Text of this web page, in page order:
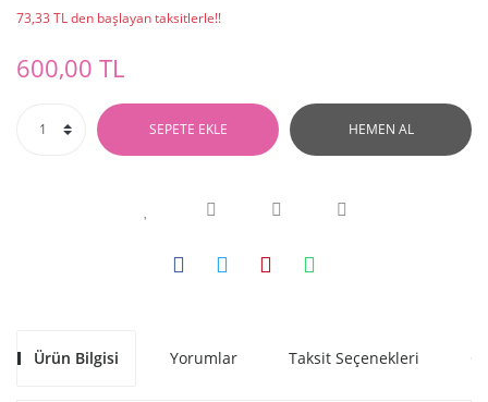
73,33 TL den başlayan taksitlerle!!
600,00 TL
SEPETE EKLE HEMEN AL
Ürün Bilgisi Yorumlar Taksit Seçenekleri